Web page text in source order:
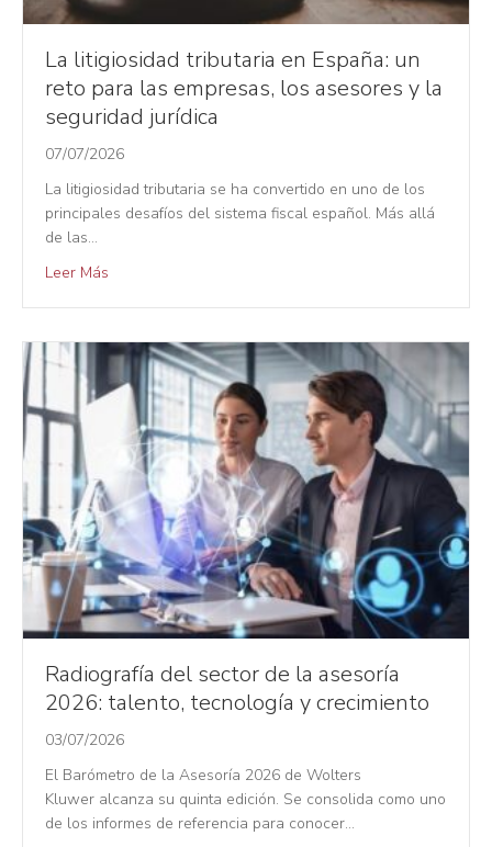
La litigiosidad tributaria en España: un
reto para las empresas, los asesores y la
seguridad jurídica
07/07/2026
La litigiosidad tributaria se ha convertido en uno de los
principales desafíos del sistema fiscal español. Más allá
de las…
Leer Más
Radiografía del sector de la asesoría
2026: talento, tecnología y crecimiento
03/07/2026
El Barómetro de la Asesoría 2026 de Wolters
Kluwer alcanza su quinta edición. Se consolida como uno
de los informes de referencia para conocer…